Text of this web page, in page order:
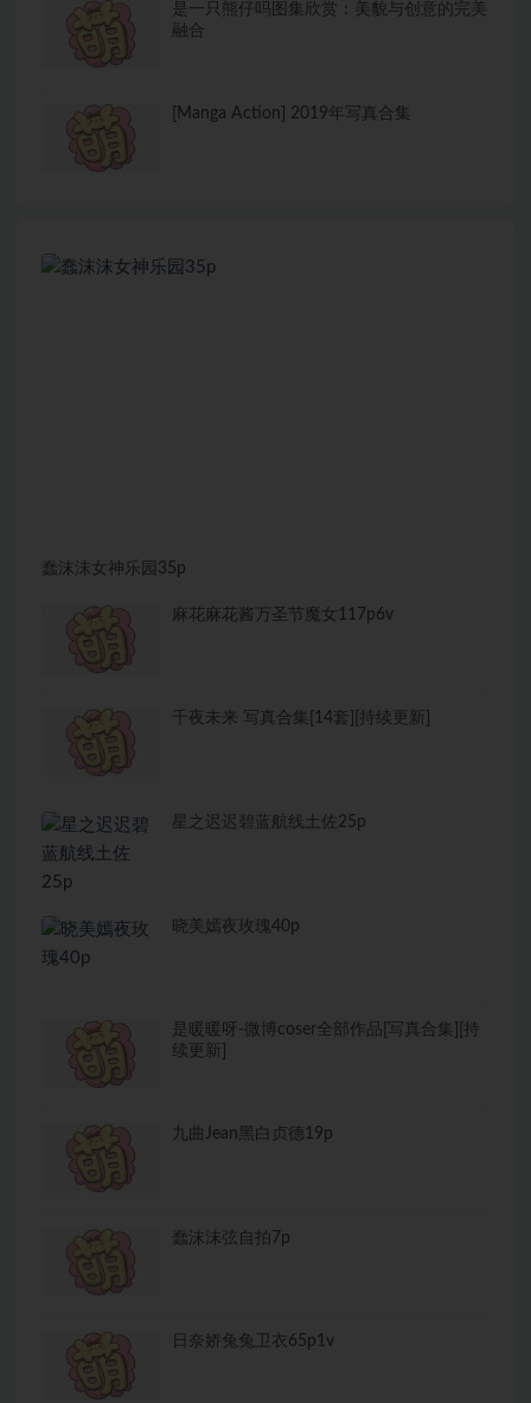
是一只熊仔吗图集欣赏：美貌与创意的完美
融合
[Manga Action] 2019年写真合集
蠢沫沫女神乐园35p
麻花麻花酱万圣节魔女117p6v
千夜未来 写真合集[14套][持续更新]
星之迟迟碧蓝航线土佐25p
晓美嫣夜玫瑰40p
是暖暖呀-微博coser全部作品[写真合集][持
续更新]
九曲Jean黑白贞德19p
蠢沫沫弦自拍7p
日奈娇兔兔卫衣65p1v